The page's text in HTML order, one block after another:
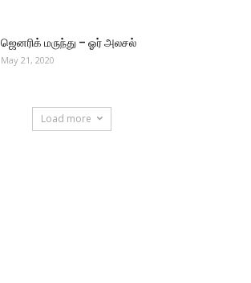
ஜெனரிக் மருந்து – ஓர் அலசல்
May 21, 2020
Load more